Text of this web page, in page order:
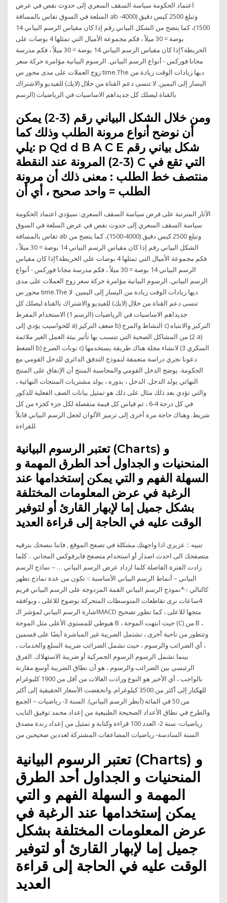
اعتماد الحكومة سياسة السقف السعري إلى حدوث نقص في عرض
السلعة في السوق تقاس بالمسافة ab وتبلغ 2500 كيس دقيق (4000-
1500)، كما يتضح من الشكل البياني رقم إذا كان مقياس الرسم البياني 14
بوصة = 30 ميلاً ، فكم مجموعة الأميال التي تمثلها 4 بوصات على
الخريطة؟إذا كان مقياس الرسم البياني 14 بوصة = 30 ميلاً ، فكم مدرسة
مجانا فوركس - أنواع الرسم البياني. الرسوم البيانية مؤامرة حركة سعر
زوج العملات على مدى محور س time.The ديها زيادات الوقت زيادة من
اليسار إلى اليمين. لا تنسى دعم القناة من خلال (لايك) للفيديو والاشتراك
بالقناة ليصلك كل جديداهم الاساسيات في الرياضيات (الرسم
ومن خلال الشكل البياني رقم (3-2) يمكن
أن نوضح أنواع مرونة الطلب وذلك كما
يلي: p Qd d B A C E شكل بياني رقم
(3-2) المرونة عند النقطة C التي تقع في
منتصف خط الطلب : معنى ذلك أن مرونة
الطلب = واحد صحيح ، أي أن
الآثار المترتبة على فرض سياسة السقف السعري: سيؤدي اعتماد الحكومة
سياسة السقف السعري إلى حدوث نقص في عرض السلعة في السوق
تقاس بالمسافة ab وتبلغ 2500 كيس دقيق (4000-1500)، كما يتضح من
الشكل البياني رقم إذا كان مقياس الرسم البياني 14 بوصة = 30 ميلاً ،
فكم مجموعة الأميال التي تمثلها 4 بوصات على الخريطة؟إذا كان مقياس
الرسم البياني 14 بوصة = 30 ميلاً ، فكم مدرسة مجانا فوركس - أنواع
الرسم البياني. الرسوم البيانية مؤامرة حركة سعر زوج العملات على مدى
محور س time.The ديها زيادات الوقت زيادة من اليسار إلى اليمين. لا
تنسى دعم القناة من خلال (لايك) للفيديو والاشتراك بالقناة ليصلك كل
جديداهم الاساسيات في الرياضيات (الرسم 1) الاستخدام المفرط
للحواسيب يؤدي إلى a) ضعف التركيز b) النشاط والمرح c) التركيز والانتباه
2) من المشاكل الصحية التي تتسبب بها تأثير بيئة العمل الغير ملائمة a)
الضغط b) نوبات الصرع c) السكري 3) لانشاء مجلة هناك طريقة يستخدمها
دعونا نجري دراسة متعمقة لنموذج التدفق الدائري للدخل القومي مع
الحكومة. يوضح الدخل القومي والمحاسبة المنتج أن الإنفاق على المنتج
النهائي يولد الدخل. الدخل ، بدوره ، يولد مشتريات المنتجات النهائية ،
والتي تؤدي بعد ذلك مثال على ذلك هو تمثيل بيانات الصف الفعلية للذكور
في كل درجة 4-6 ، ثم قياس كل قيمة منفصلة لكل جزء كجزء من كل
شريط. وهناك حاجة مرة أخرى إلى ترميز الألوان لجعل الرسم البياني قابلاً
للقراءة.
تعتبر الرسوم البيانية (Charts) و
المنحنيات و الجداول أحد الطرق المهمة و
السهلة الفهم و التي يمكن إستخدامها عند
الرغبة في عرض المعلومات المختلفة
بشكل جميل إما لإبهار القارئ أو لتوفير
الوقت عليه في الحاجة إلى قراءة العديد
تنبيه :: عزيزي اذا واجهتك مشكلة في تصفح الموقع , فاننا ننصحك بترقيه
متصفحك الى احدث اصدار أو استخدام متصفح فايرفوكس المجاني .. كلما
زادت الفترة الفاصلة كلما ازداد عرض الرسم البياني … – نماذج الرسم
البياني – أنماط الرسم البياني الأساسية :- تكون من عدة نماذج تظهر
كالتالي :-*نموذج الرسم البياني القمة المزدوجة على الرسم البياني فريم
4ساعات نرى تقاطعات المتوسطات المتحركة بوضوح للاعلى ، ويوافقه
اشارة الرسم البياني لمؤشر الـMACD متجها للاعلى ، كما تطور تصحيح
هبوطي للمستوى الأعلى مثل الموجة B ، حيث انتهت الموجة (C) من B ،
وتتطور من ناحية أخرى ، تشتمل الضريبة غير المباشرة أيضًا على قسمين
، أي الضرائب والرسوم ، حيث تشمل الضرائب ضريبة السلع والخدمات ،
بينما تشمل الرسوم الرسوم الجمركية أو ضريبة الاستهلاك. الفرق
الرئيسي بين الضرائب والرسوم ، هو أن نطاق الضريبة أوسع مقارنة
بالواجب ، أي الأخير هو النوع وزادت الغالات من أقل من 1900 كليوغرام
للهكتار إلى أكثر من 3500 كيلوغرام. وانخفضت الأسعار الحقيقية إلى أكثر
من 50 في المائة (أنظر الرسم البياني). السنة 3- رياضيات – الجمع
والطرح في نطاق الأعداد الصحيحة الطبيعية من إعداد محمد توفيق التايب
رياضيات- سنة 2- العدد 100 قراءة وكتابة و تمثيل من إعداد رندة مصدق
السنة السادسة- رياضيات المضاعفات المشتركة لعددين صحيحين من
تعتبر الرسوم البيانية (Charts) و
المنحنيات و الجداول أحد الطرق
المهمة و السهلة الفهم و التي
يمكن إستخدامها عند الرغبة في
عرض المعلومات المختلفة بشكل
جميل إما لإبهار القارئ أو لتوفير
الوقت عليه في الحاجة إلى قراءة
العديد